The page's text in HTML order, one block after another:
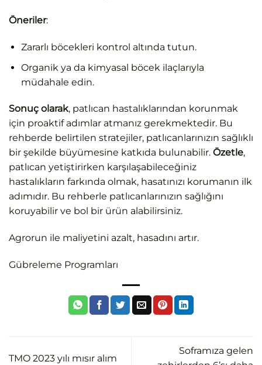
Öneriler:
Zararlı böcekleri kontrol altında tutun.
Organik ya da kimyasal böcek ilaçlarıyla
müdahale edin.
Sonuç olarak, patlıcan hastalıklarından korunmak
için proaktif adımlar atmanız gerekmektedir. Bu
rehberde belirtilen stratejiler, patlıcanlarınızın sağlıklı
bir şekilde büyümesine katkıda bulunabilir. Özetle,
patlıcan yetiştirirken karşılaşabileceğiniz
hastalıkların farkında olmak, hasatınızı korumanın ilk
adımıdır. Bu rehberle patlıcanlarınızın sağlığını
koruyabilir ve bol bir ürün alabilirsiniz.
Agrorun ile maliyetini azalt, hasadını artır.
Gübreleme Programları
TMO 2023 yılı mısır alım
Soframıza gelen